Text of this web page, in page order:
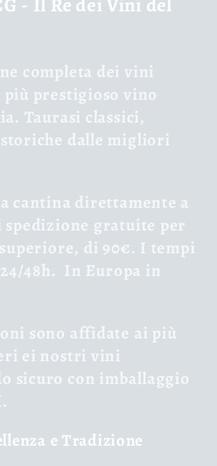
completa dei vini
più prestigioso vino
Taurasi classici,
dalle migliori
cantina direttamente a
spedizione gratuite per
di 90€. I tempi
48h. In Europa in
sono affidate ai più
ei nostri vini
sicuro con imballaggio
e Tradizione